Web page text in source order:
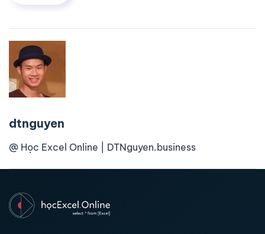
dtnguyen
@ Học Excel Online | DTNguyen.business